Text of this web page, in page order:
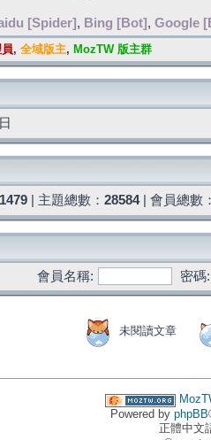
[Spider] , Bing [Bot] , Google
, 全域版主, MozTW 版主群
| 主題總數： 28584| 會員總數
會員名稱:
密碼:
未閱讀文章
Powered by phpBB
正體中文